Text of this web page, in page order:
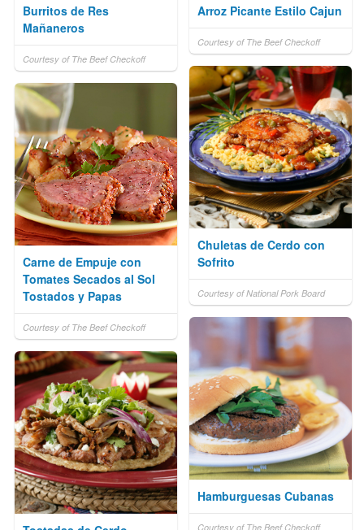
Burritos de Res
Mañaneros
Courtesy of The Beef Checkoff
Arroz Picante Estilo Cajun
Courtesy of The Beef Checkoff
Chuletas de Cerdo con
Sofrito
Courtesy of National Pork Board
Carne de Empuje con
Tomates Secados al Sol
Tostados y Papas
Courtesy of The Beef Checkoff
Hamburguesas Cubanas
Courtesy of The Beef Checkoff